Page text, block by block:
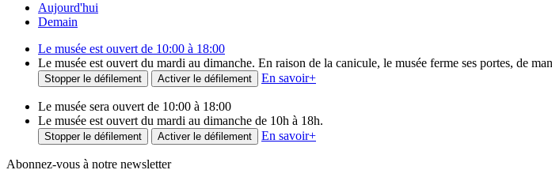
Aujourd'hui
Demain
Le musée est ouvert de 10:00 à 18:00
Le musée est ouvert du mardi au dimanche. En raison de la canicule, le musée ferme ses portes, de
Stopper le défilement Activer le défilement En savoir+
Le musée sera ouvert de 10:00 à 18:00
Le musée est ouvert du mardi au dimanche de 10h à 18h.
Stopper le défilement Activer le défilement En savoir+
Abonnez-vous à notre newsletter